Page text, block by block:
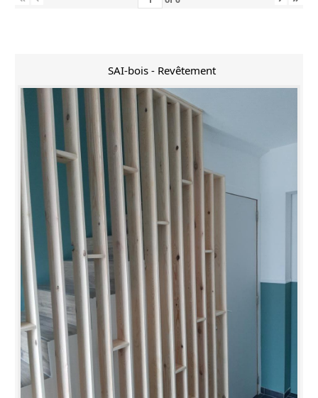
SAI-bois - Revêtement